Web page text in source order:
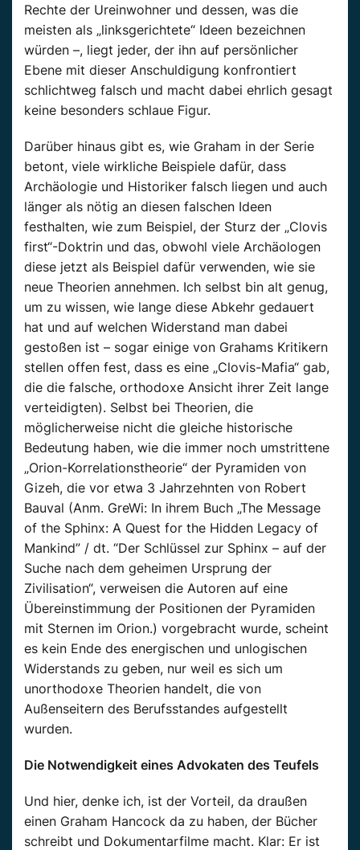
Rechte der Ureinwohner und dessen, was die
meisten als „linksgerichtete“ Ideen bezeichnen
würden –, liegt jeder, der ihn auf persönlicher
Ebene mit dieser Anschuldigung konfrontiert
schlichtweg falsch und macht dabei ehrlich gesagt
keine besonders schlaue Figur.
Darüber hinaus gibt es, wie Graham in der Serie
betont, viele wirkliche Beispiele dafür, dass
Archäologie und Historiker falsch liegen und auch
länger als nötig an diesen falschen Ideen
festhalten, wie zum Beispiel, der Sturz der „Clovis
first“-Doktrin und das, obwohl viele Archäologen
diese jetzt als Beispiel dafür verwenden, wie sie
neue Theorien annehmen. Ich selbst bin alt genug,
um zu wissen, wie lange diese Abkehr gedauert
hat und auf welchen Widerstand man dabei
gestoßen ist – sogar einige von Grahams Kritikern
stellen offen fest, dass es eine „Clovis-Mafia“ gab,
die die falsche, orthodoxe Ansicht ihrer Zeit lange
verteidigten). Selbst bei Theorien, die
möglicherweise nicht die gleiche historische
Bedeutung haben, wie die immer noch umstrittene
„Orion-Korrelationstheorie“ der Pyramiden von
Gizeh, die vor etwa 3 Jahrzehnten von Robert
Bauval (Anm. GreWi: In ihrem Buch „The Message
of the Sphinx: A Quest for the Hidden Legacy of
Mankind” / dt. “Der Schlüssel zur Sphinx – auf der
Suche nach dem geheimen Ursprung der
Zivilisation“, verweisen die Autoren auf eine
Übereinstimmung der Positionen der Pyramiden
mit Sternen im Orion.) vorgebracht wurde, scheint
es kein Ende des energischen und unlogischen
Widerstands zu geben, nur weil es sich um
unorthodoxe Theorien handelt, die von
Außenseitern des Berufsstandes aufgestellt
wurden.
Die Notwendigkeit eines Advokaten des Teufels
Und hier, denke ich, ist der Vorteil, da draußen
einen Graham Hancock da zu haben, der Bücher
schreibt und Dokumentarfilme macht. Klar: Er ist